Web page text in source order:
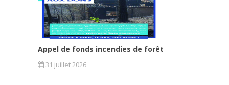
Appel de fonds incendies de forêt
31 juillet 2026